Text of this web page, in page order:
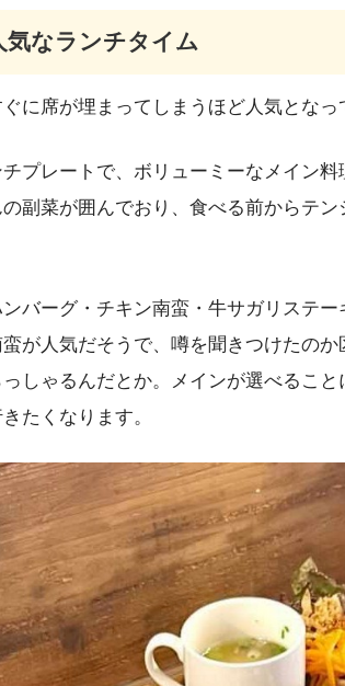
気なランチタイム
に席が埋まってしまうほど人気となっ
プレートで、ボリューミーなメイン
副菜が囲んでおり、食べる前からテ
バーグ・チキン南蛮・牛サガリステ
が人気だそうで、噂を聞きつけたの
しゃるんだとか。メインが選べるこ
たくなります。